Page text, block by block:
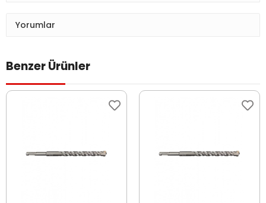
Yorumlar
Benzer Ürünler